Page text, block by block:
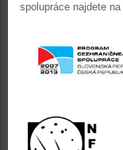
spolupráce najdete na